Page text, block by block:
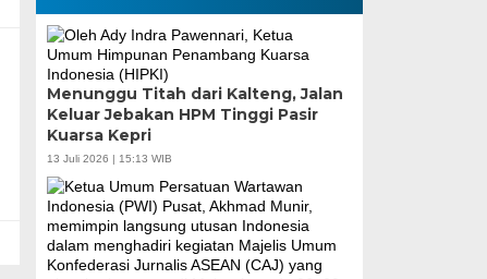
Menunggu Titah dari Kalteng, Jalan
Keluar Jebakan HPM Tinggi Pasir
Kuarsa Kepri
13 Juli 2026 | 15:13 WIB